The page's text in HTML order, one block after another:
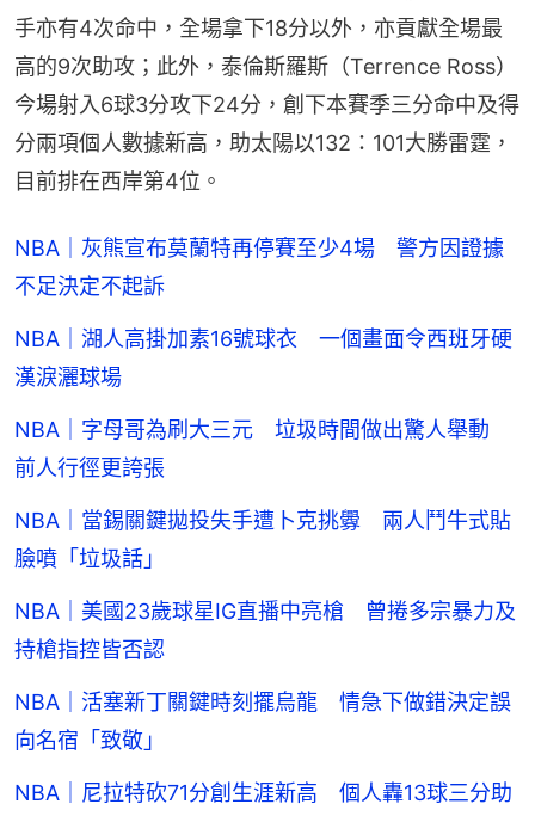
手亦有4次命中，全場拿下18分以外，亦貢獻全場最
高的9次助攻；此外，泰倫斯羅斯（Terrence Ross）
今場射入6球3分攻下24分，創下本賽季三分命中及得
分兩項個人數據新高，助太陽以132：101大勝雷霆，
目前排在西岸第4位。
NBA｜灰熊宣布莫蘭特再停賽至少4場 警方因證據
不足決定不起訴
NBA｜湖人高掛加素16號球衣 一個畫面令西班牙硬
漢淚灑球場
NBA｜字母哥為刷大三元 垃圾時間做出驚人舉動
前人行徑更誇張
NBA｜當錫關鍵拋投失手遭卜克挑釁 兩人鬥牛式貼
臉噴「垃圾話」
NBA｜美國23歲球星IG直播中亮槍 曾捲多宗暴力及
持槍指控皆否認
NBA｜活塞新丁關鍵時刻擺烏龍 情急下做錯決定誤
向名宿「致敬」
NBA｜尼拉特砍71分創生涯新高 個人轟13球三分助